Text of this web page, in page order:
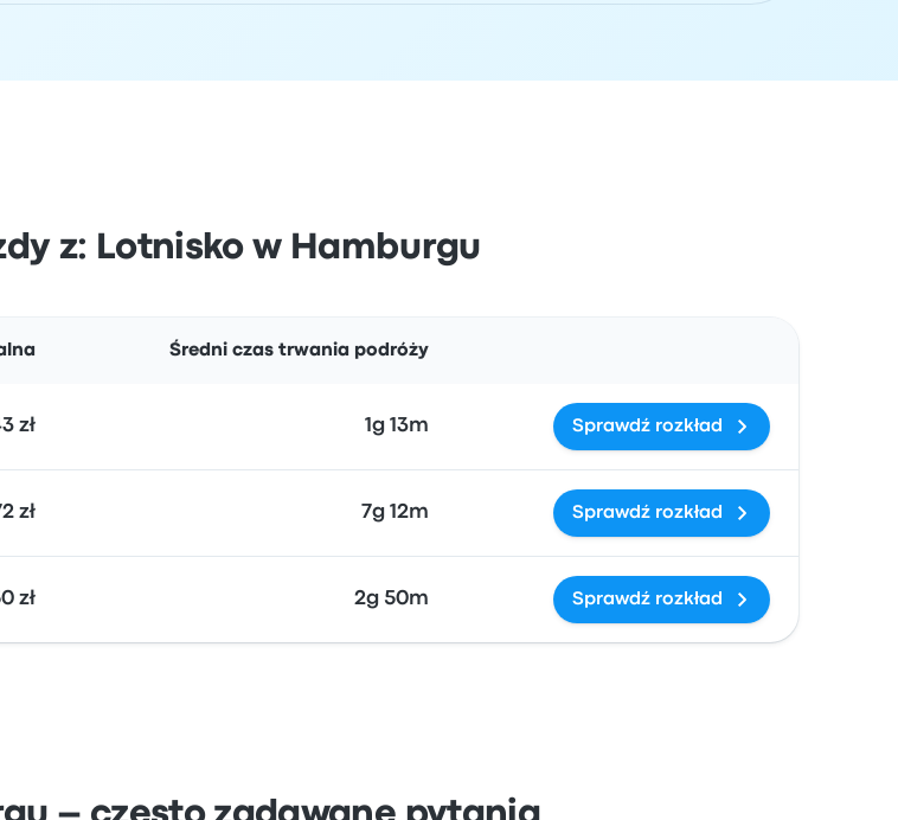
z: Lotnisko w Hamburgu
Średni czas trwania podróży
zł 1g 13m Sprawdź rozkład
zł 7g 12m Sprawdź rozkład
zł 2g 50m Sprawdź rozkład